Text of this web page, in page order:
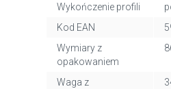
Wykończenie profili
Kod EAN
Wymiary z
opakowaniem
Waga z